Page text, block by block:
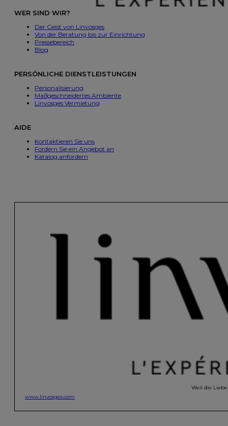
WER SIND WIR?
Der Geist von Linvosges
Von der Beratung bis zur Einrichtung
Pressebereich
Blog
PERSÖNLICHE DIENSTLEISTUNGEN
Personalisierung
Maßgeschneidertes Ambiente
Linvosges Vermietung
AIDE
Kontaktieren Sie uns
Fordern Sie ein Angebot an
Katalog anfordern
Weil die
www.linvosges.com